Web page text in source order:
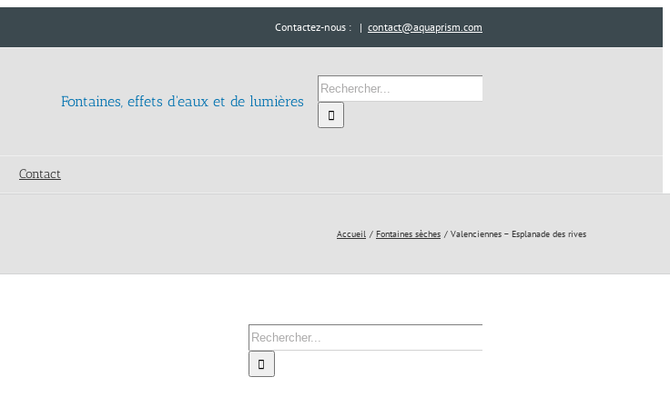
Contactez-nous : | contact@aquaprism.com
Fontaines, effets d'eaux et de lumières
Rechercher:
Contact
Accueil Fontaines sèches Valenciennes – Esplanade des rives
Rechercher: